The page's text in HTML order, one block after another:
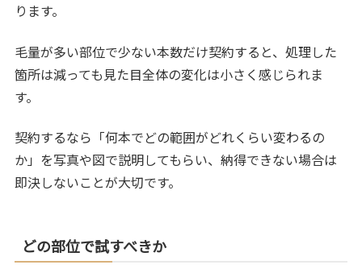
ります。
毛量が多い部位で少ない本数だけ契約すると、処理した
箇所は減っても見た目全体の変化は小さく感じられま
す。
契約するなら「何本でどの範囲がどれくらい変わるの
か」を写真や図で説明してもらい、納得できない場合は
即決しないことが大切です。
どの部位で試すべきか